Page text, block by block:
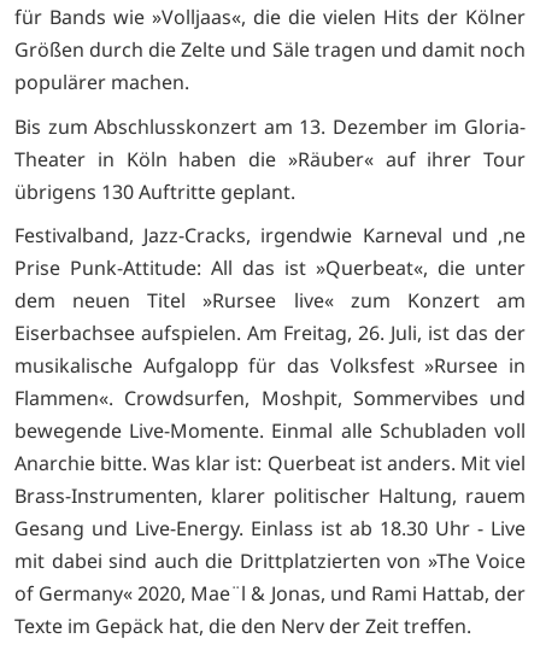
für Bands wie »Volljaas«, die die vielen Hits der Kölner
Größen durch die Zelte und Säle tragen und damit noch
populärer machen.
Bis zum Abschlusskonzert am 13. Dezember im Gloria-
Theater in Köln haben die »Räuber« auf ihrer Tour
übrigens 130 Auftritte geplant.
Festivalband, Jazz-Cracks, irgendwie Karneval und ‚ne
Prise Punk-Attitude: All das ist »Querbeat«, die unter
dem neuen Titel »Rursee live« zum Konzert am
Eiserbachsee aufspielen. Am Freitag, 26. Juli, ist das der
musikalische Aufgalopp für das Volksfest »Rursee in
Flammen«. Crowdsurfen, Moshpit, Sommervibes und
bewegende Live-Momente. Einmal alle Schubladen voll
Anarchie bitte. Was klar ist: Querbeat ist anders. Mit viel
Brass-Instrumenten, klarer politischer Haltung, rauem
Gesang und Live-Energy. Einlass ist ab 18.30 Uhr - Live
mit dabei sind auch die Drittplatzierten von »The Voice
of Germany« 2020, Mae¨l & Jonas, und Rami Hattab, der
Texte im Gepäck hat, die den Nerv der Zeit treffen.